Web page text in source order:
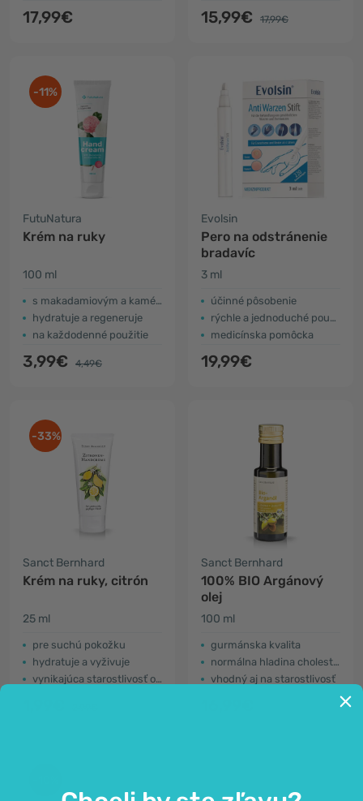
17,99€ 15,99€ 17,99€
-11%
FutuNatura
Krém na ruky
100 ml
s makadamiovým a kaméliovým olejom
hydratuje a regeneruje
na každodenné použitie
3,99€ 4,49€
Evolsin
Pero na odstránenie
bradavíc
3 ml
účinné pôsobenie
rýchle a jednoduché použitie
medicínska pomôcka
19,99€
-33%
Sanct Bernhard
Krém na ruky, citrón
25 ml
pre suchú pokožku
hydratuje a vyživuje
vynikajúca starostlivosť o ruky
Sanct Bernhard
100% BIO Argánový
olej
100 ml
gurmánska kvalita
normálna hladina cholesterolu
vhodný aj na starostlivosť